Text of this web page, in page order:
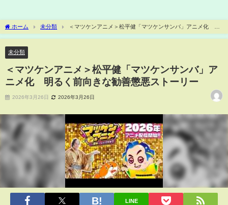
ホーム 未分類
＜マツケンアニメ＞松平健「マツケンサンバ」アニメ化 明
るく前向きな勧善懲悪ストーリー
未分類
＜マツケンアニメ＞松平健「マツケンサンバ」ア
ニメ化 明るく前向きな勧善懲悪ストーリー
2026年3月26日 2026年3月26日
LINE